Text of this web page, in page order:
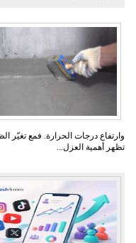
وارتفاع درجات الحرارة. فمع تغيّر
تظهر أهمية العزل...